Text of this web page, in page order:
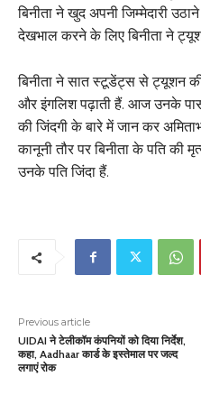
बिनीता ने खुद अपनी जिम्मेदारी
देखभाल करने के लिए बिनीता ने
बिनीता ने सात स्टूडेंट्स से ट्यूशन
और इंगलिश पढ़ाती हैं. आज उनके
की जिंदगी के बारे में जान कर
कानूनी तौर पर बिनीता के पति की
उनके पति जिंदा हैं.
Previous article
UIDAI ने टेलीकॉम कंपनियों को दिया निर्देश,
कहा, Aadhaar कार्ड के इस्तेमाल पर जल्द
लगाएं रोक